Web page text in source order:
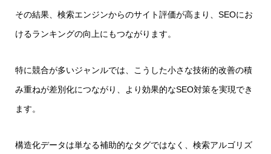
その結果、検索エンジンからのサイト評価が高まり、SEOにお
けるランキングの向上にもつながります。
特に競合が多いジャンルでは、こうした小さな技術的改善の積
み重ねが差別化につながり、より効果的なSEO対策を実現でき
ます。
構造化データは単なる補助的なタグではなく、検索アルゴリズ